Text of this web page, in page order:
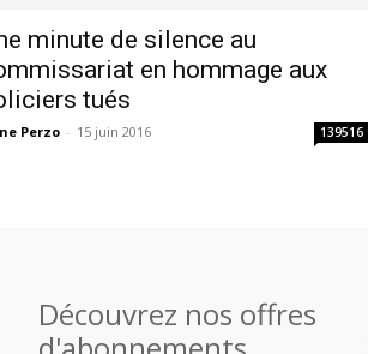
minute de silence au
en hommage aux
tués
Perzo - 15 juin 2016 139516
Découvrez nos offres